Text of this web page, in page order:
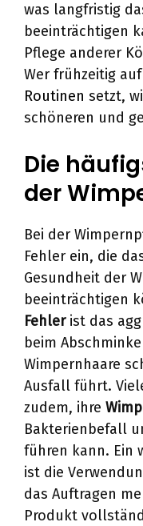
was langfristig
beeinträchtigen
Pflege anderer
Wer frühzeitig
Routinen setzt,
schöneren und
Die
der
Bei der
Fehler ein, die
Gesundheit der
beeinträchtigen
Fehlerist das
beim
Wimpernhaare
Ausfall führt.
zudem, ihre
Bakterienbefall
führen kann. Ein
ist die
das Auftragen
Produkt